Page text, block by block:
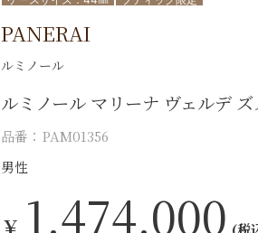
PANERAI
ルミノール
ルミノール マリーナ ヴェルデ ズ
品番：PAM01356
男性
￥ 1,474,000 (税